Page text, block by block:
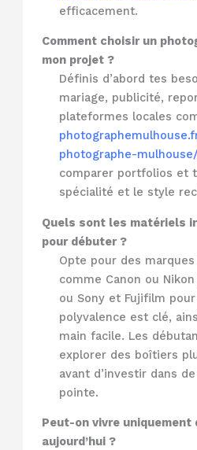
efficacement.
Comment choisir un
mon projet ?
Définis d’abord tes
mariage, publicité,
plateformes locales
photographe-mulhouse/
comparer portfolios et
spécialité et le style
Quels sont les matériels
pour débuter ?
Opte pour des
comme Canon ou
ou Sony et Fujifilm
polyvalence est clé,
main facile. Les
explorer des boîtiers
avant d’investir dans
pointe.
Peut-on vivre uniquement
aujourd’hui ?